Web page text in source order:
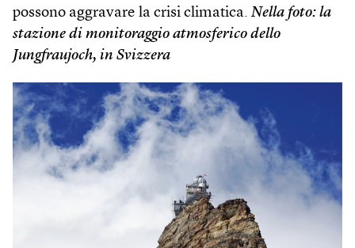
possono aggravare la crisi climatica. Nella foto: la
stazione di monitoraggio atmosferico dello
Jungfraujoch, in Svizzera